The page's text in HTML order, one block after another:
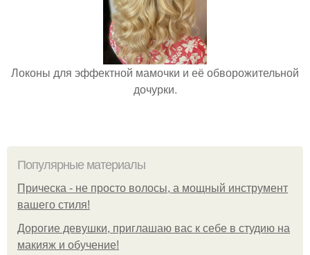
Локоны для эффектной мамочки и её обворожительной
дочурки.
Популярные материалы
Прическа - не просто волосы, а мощный инструмент
вашего стиля!
Дорогие девушки, приглашаю вас к себе в студию на
макияж и обучение!